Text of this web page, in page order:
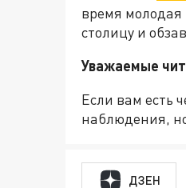
время молодая
столицу и
Уважаемые
Если вам есть
наблюдения,
ДЗЕН